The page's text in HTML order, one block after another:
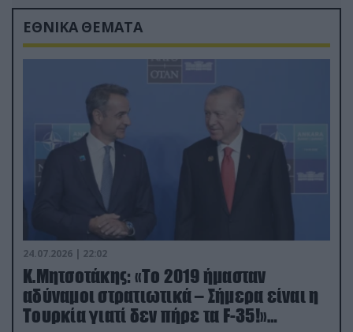
ΕΘΝΙΚΑ ΘΕΜΑΤΑ
24.07.2026 | 22:02
Κ.Μητσοτάκης: «Το 2019 ήμασταν
αδύναμοι στρατιωτικά – Σήμερα είναι η
Τουρκία γιατί δεν πήρε τα F-35!»